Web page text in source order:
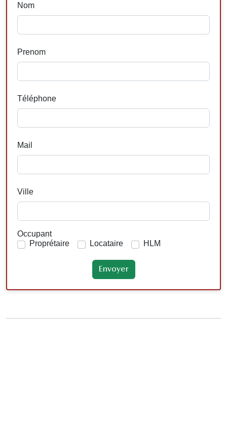
Nom
Prenom
Téléphone
Mail
Ville
Occupant
Proprétaire
Locataire HLM